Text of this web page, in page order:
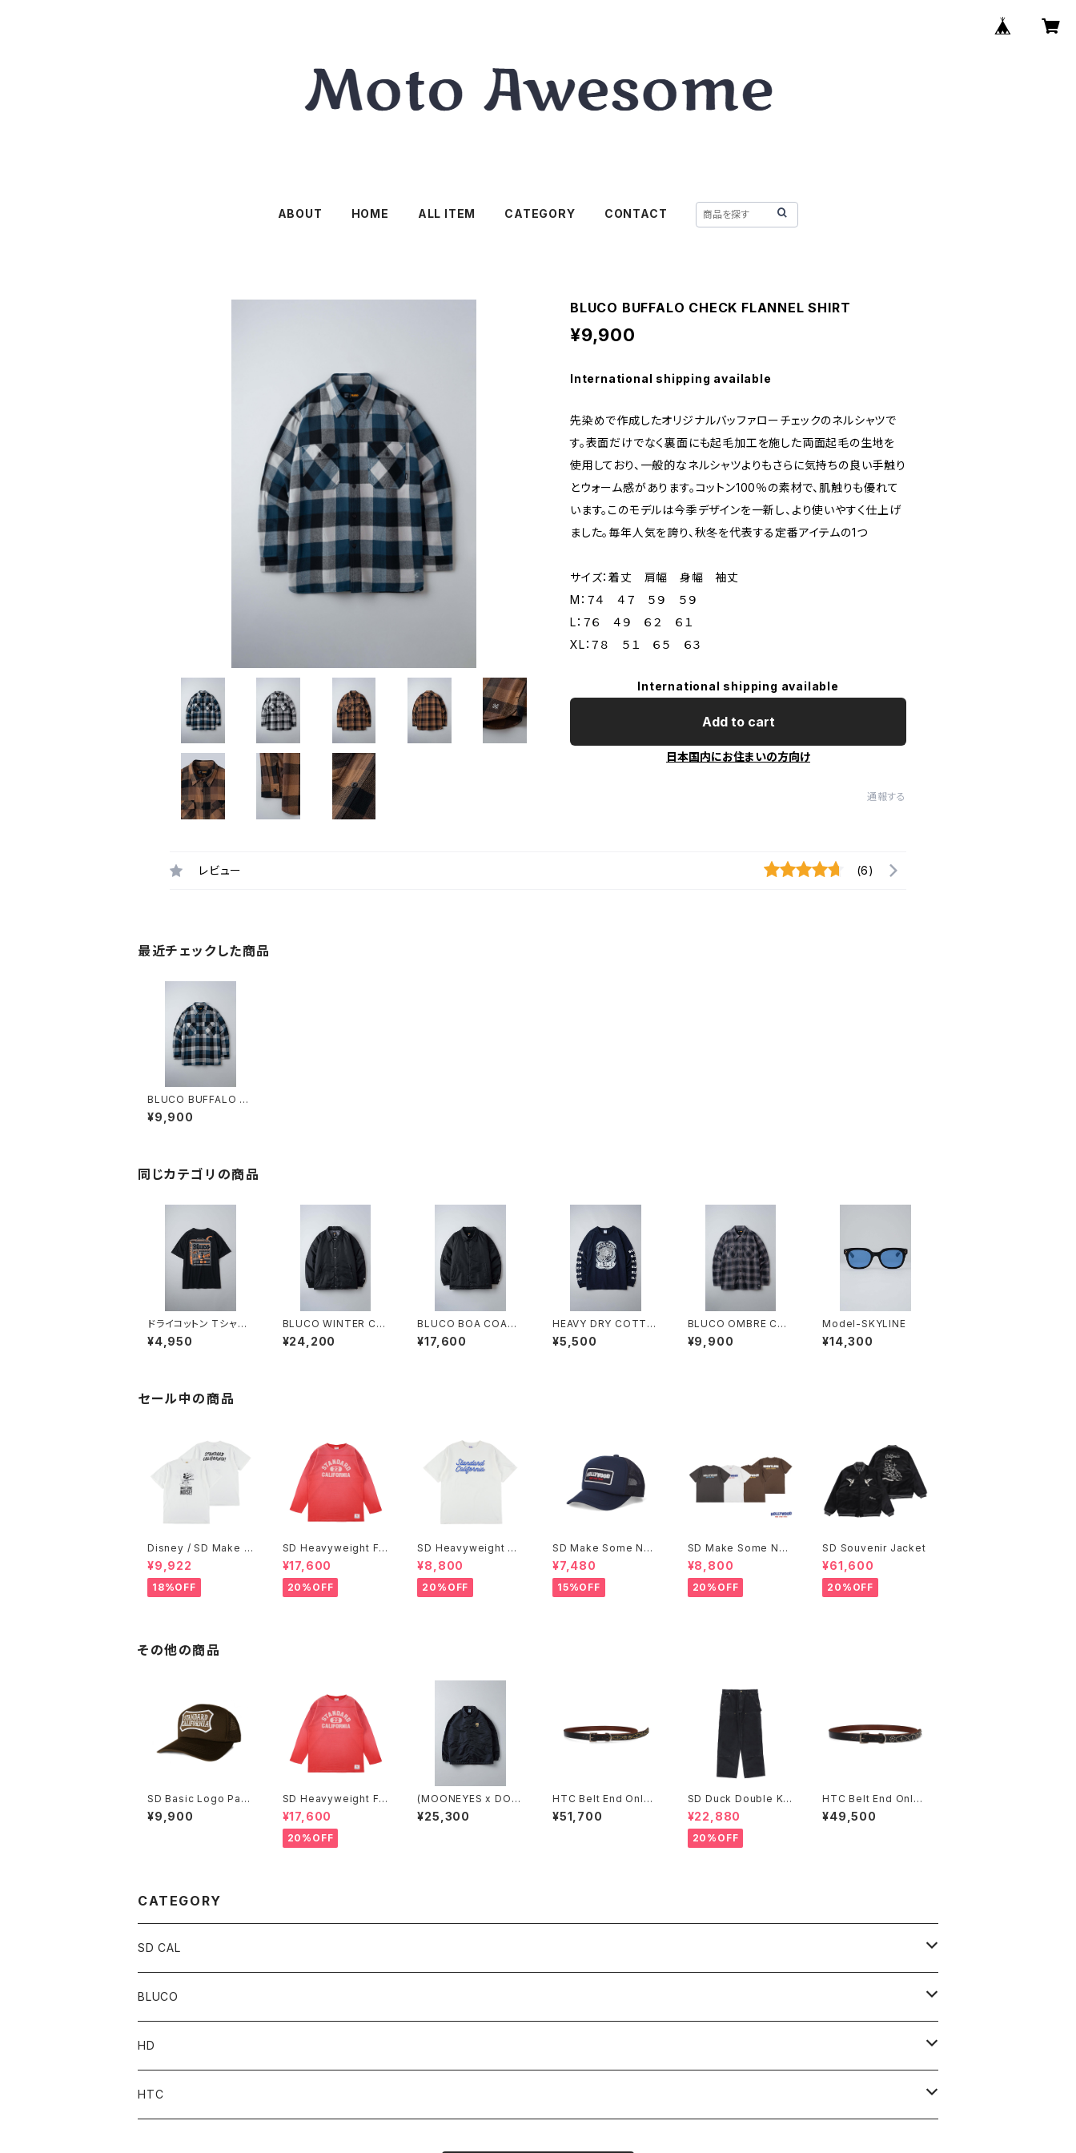
ABOUT HOME ALL ITEM CATEGORY CONTACT
BLUCO BUFFALO CHECK FLANNEL SHIRT
¥9,900
International shipping available
先染めで作成したオリジナルバッファローチェックのネルシャツで
す。表面だけでなく裏面にも起毛加工を施した両面起毛の生地を
使用しており、一般的なネルシャツよりもさらに気持ちの良い手触り
とウォーム感があります。コットン100％の素材で、肌触りも優れて
います。このモデルは今季デザインを一新し、より使いやすく仕上げ
ました。毎年人気を誇り、秋冬を代表する定番アイテムの1つ
サイズ：着丈 肩幅 身幅 袖丈
M：７４ ４７ ５９ ５９
L：７６ ４９ ６２ ６１
XL：７８ ５１ ６５ ６３
International shipping available
Add to cart
日本国内にお住まいの方向け
通報する
レビュー (6)
最近チェックした商品
BLUCO BUFFALO C
HECK FLANNEL SHI
RT
¥9,900
同じカテゴリの商品
ドライコットン Tシャツ
-Artwork by JACK-
O’ ART WORKS-
¥4,950
BLUCO WINTER CO
ACH JACKET BLAC
K
¥24,200
BLUCO BOA COACH
JACKET BLACK
¥17,600
HEAVY DRY COTTO
N PRINT L/S TEE -A
rtwork by 遊鷹-
¥5,500
BLUCO OMBRE CHE
CK FLANNEL SHIRT
¥9,900
Model-SKYLINE
¥14,300
セール中の商品
Disney / SD Make S
ome Noise T
¥9,922
18%OFF
SD Heavyweight Fo
otball Logo LS T V
W
¥17,600
20%OFF
SD Heavyweight M
odern Twist Signs L
ogo T
¥8,800
20%OFF
SD Make Some Noi
se Mesh Cap
¥7,480
15%OFF
SD Make Some Noi
se TEE
¥8,800
20%OFF
SD Souvenir Jacket
¥61,600
20%OFF
その他の商品
SD Basic Logo Patc
h Mesh Cap
¥9,900
SD Heavyweight Fo
otball Logo LS T V
W
¥17,600
20%OFF
(MOONEYES x DOG
TOWN x BLUCO) コ
ーチジャケット
¥25,300
HTC Belt End Only
#N-Style 0.75
¥51,700
SD Duck Double Kn
ee Painter Pants V
W
¥22,880
20%OFF
HTC Belt End Only
#D-Style Stone 0.7
5
¥49,500
CATEGORY
SD CAL
Top
Pant
Accessories
BLUCO
Tops
Pant
HD
Parts
HTC